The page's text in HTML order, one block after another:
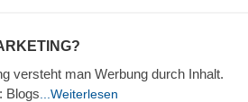
versteht man Werbung durch Inhalt.
Blogs ...Weiterlesen